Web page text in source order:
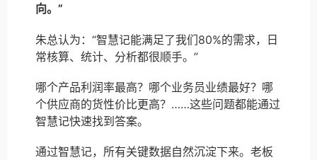
向。”
朱总认为：“智慧记能满足了我们80%的需求，日
常核算、统计、分析都很顺手。”
哪个产品利润率最高？哪个业务员业绩最好？哪
个供应商的货性价比更高？……这些问题都能通过
智慧记快速找到答案。
通过智慧记，所有关键数据自然沉淀下来。老板